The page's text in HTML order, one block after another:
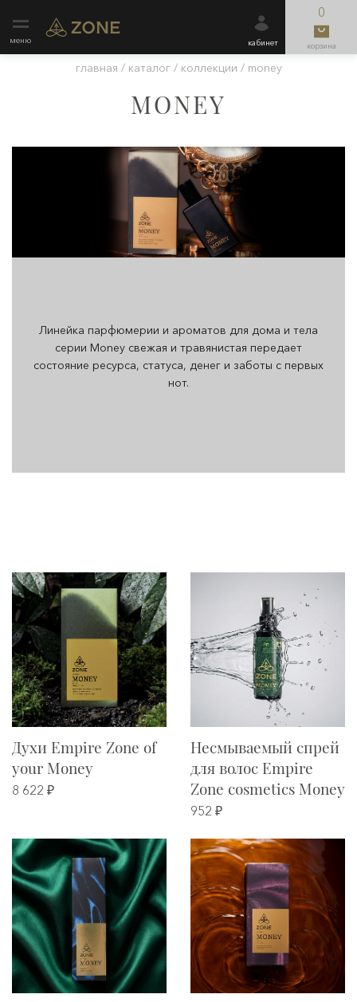
меню кабинет
0
корзина
главная / каталог / коллекции / money
MONEY
Линейка парфюмерии и ароматов для дома и тела
серии Money свежая и травянистая передает
состояние ресурса, статуса, денег и заботы с первых
нот.
Духи Empire Zone of
your Money
8 622 ₽
Несмываемый спрей
для волос Empire
Zone cosmetics Money
952 ₽